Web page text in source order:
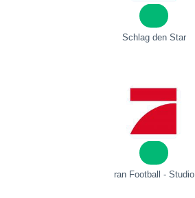
Schlag den Star
ran Football - Studio